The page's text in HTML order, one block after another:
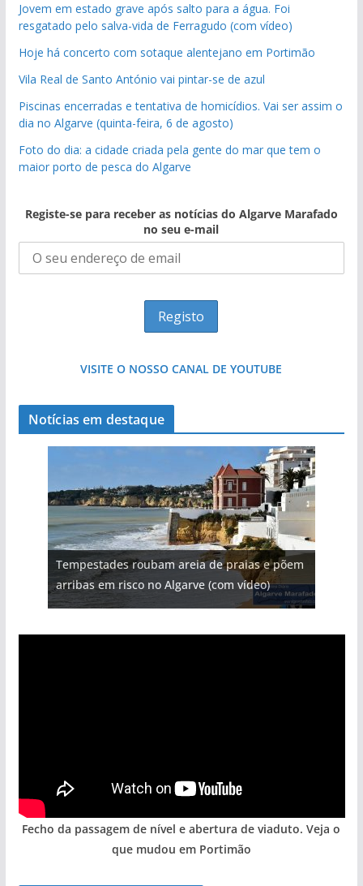
Jovem em estado grave após salto para a água. Foi
resgatado pelo salva-vida de Ferragudo (com vídeo)
Hoje há concerto com sotaque alentejano em Portimão
Vila Real de Santo António vai pintar-se de azul
Piscinas encerradas e tentativa de homicídios. Vai ser assim o
dia no Algarve (quinta-feira, 6 de agosto)
Foto do dia: a cidade criada pela gente do mar que tem o
maior porto de pesca do Algarve
Registe-se para receber as notícias do Algarve Marafado
no seu e-mail
VISITE O NOSSO CANAL DE YOUTUBE
Notícias em destaque
Tempestades roubam areia de praias e põem
arribas em risco no Algarve (com vídeo)
Foto do dia: uma cidade algarvia que cresceu
entre redes e fábricas
Milagre da água. Fontes emblemáticas do
Algarve voltam a ter vida (com vídeo)
Projeto milionário: investimento de 108
milhões de euros na construção de dois
hotéis (com vídeo)
Tapas do mar a 3 euros cada. Nova rota
gastronómica nasce no Algarve
Fecho da passagem de nível e abertura de viaduto. Veja o
que mudou em Portimão